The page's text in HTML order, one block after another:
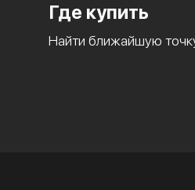
Где купить
Найти ближайшую